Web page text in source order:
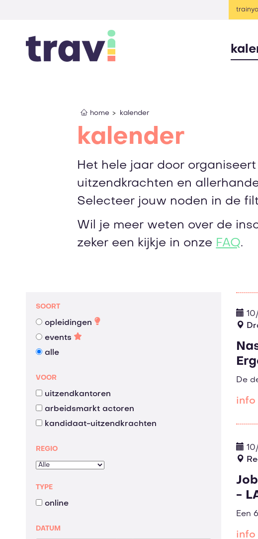
home kalender
kalender
Het hele jaar door
uitzendkrachten en
Selecteer jouw noden in de
Wil je meer weten over de
zeker een kijkje in onze FAQ.
SOORT
opleidingen
events
alle
VOOR
uitzendkantoren
arbeidsmarkt actoren
kandidaat-uitzendkrachten
REGIO
TYPE
online
DATUM
De
info
-
Een
info